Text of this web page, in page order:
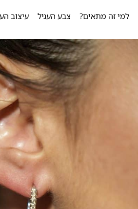
למי זה מתאים? צבע העגיל עיצוב